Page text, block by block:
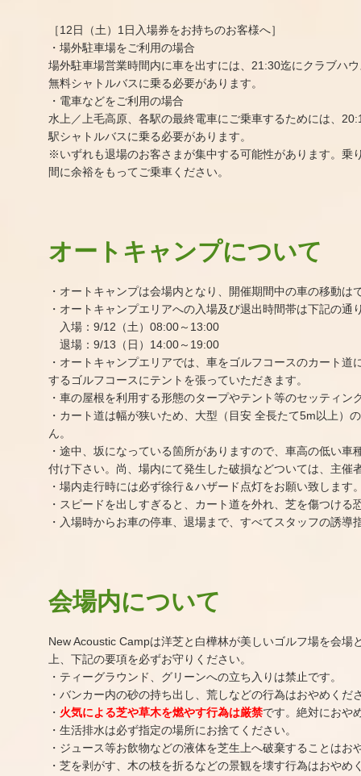
［12日（土）1日入場券をお持ちのお客様へ］
・場外駐車場をご利用の場合
場外駐車場営業時間内に車を出すには、21:30迄にクラブハ
無料シャトルバスに乗る必要があります。
・電車などをご利用の場合
水上／上毛高原、各駅の最終電車にご乗車するためには、
駅シャトルバスに乗る必要があります。
※いずれも退場のお客さまが集中する可能性があります。乗
間に余裕をもってご乗車ください。
オートキャンプについて
・オートキャンプは会場内となり、開催期間中の車の移動は
・オートキャンプエリアへの入場及び退出時間帯は下記の通
入場：9/12（土）08:00～13:00
退場：9/13（日）14:00～19:00
・オートキャンプエリアでは、車をゴルフコースのカート道
するゴルフコースにテントを張っていただきます。
・車の屋根を利用する形態のタープやテント等のセッティン
・カート道は幅が狭いため、大型（目安 全長たて5m以上）
ん。
・途中、坂になっている箇所がありますので、車高の低い車
付け下さい。尚、場内にて発生した破損などついては、主催
・場内走行時には必ず徐行＆ハザード点灯をお願い致します
・スピードを出しすぎると、カート道を外れ、芝を傷つける
・入場時からお車の停車、退場まで、すべてスタッフの誘導
会場内について
New Acoustic Campは洋芝と白樺林が美しいゴルフ場を会場
上、下記の要項を必ずお守りください。
・ティーグラウンド、グリーンへの立ち入りは禁止です。
・バンカー内の砂の持ち出し、荒しなどの行為はおやめくだ
・ 火気による芝や草木を燃やす行為は厳禁です。絶対におや
・生活排水は必ず指定の場所にお捨てください。
・ジュース等お飲物などの液体を芝生上へ破棄することはお
・芝を剥がす、木の枝を折るなどの景観を壊す行為はおやめ
go slow caravan
Terrace Mall湘南店
神奈川県藤沢市辻堂神台1-3-1 Terrace Mall湘南
1F/133
東